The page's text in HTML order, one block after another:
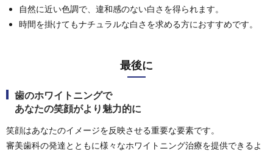
自然に近い色調で、違和感のない白さを得られます。
時間を掛けてもナチュラルな白さを求める方におすすめです。
最後に
歯のホワイトニングで
あなたの笑顔がより魅力的に
笑顔はあなたのイメージを反映させる重要な要素です。
審美歯科の発達とともに様々なホワイトニング治療を提供できるよ